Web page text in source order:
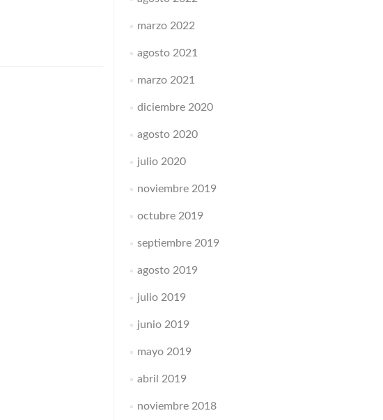
marzo 2022
agosto 2021
marzo 2021
diciembre 2020
agosto 2020
julio 2020
noviembre 2019
octubre 2019
septiembre 2019
agosto 2019
julio 2019
junio 2019
mayo 2019
abril 2019
noviembre 2018